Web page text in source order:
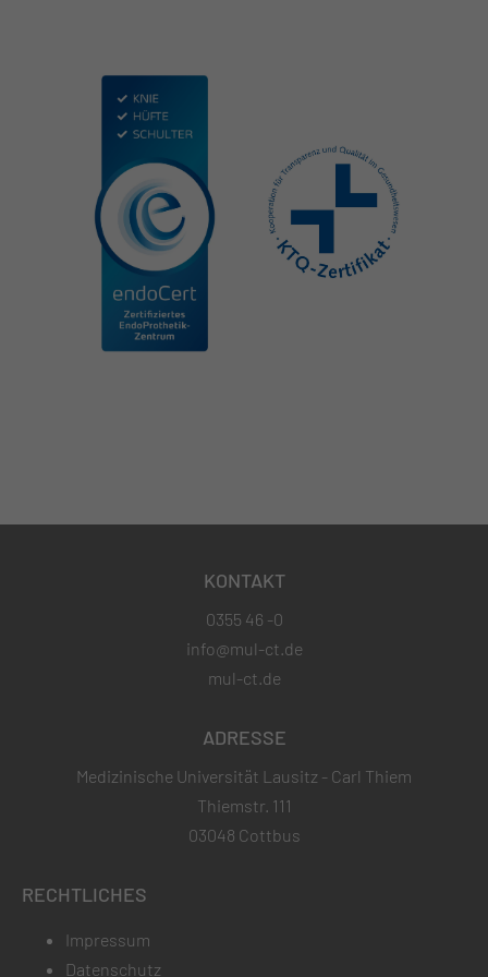
KONTAKT
0355 46 -0
info@mul-ct.de
mul-ct.de
ADRESSE
Medizinische Universität Lausitz - Carl Thiem
Thiemstr. 111
03048 Cottbus
RECHTLICHES
Impressum
Datenschutz